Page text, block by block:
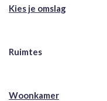
Kies je omslag
Ruimtes
Woonkamer